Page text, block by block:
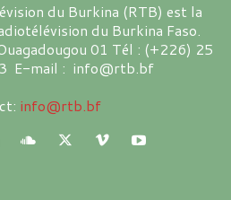
du Burkina (RTB) est la
du Burkina Faso.
01 Tél : (+226) 25
E-mail : info@rtb.bf
info@rtb.bf